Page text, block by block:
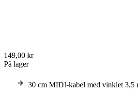
149,00 kr
På lager
30 cm MIDI-kabel med vinklet 3,5